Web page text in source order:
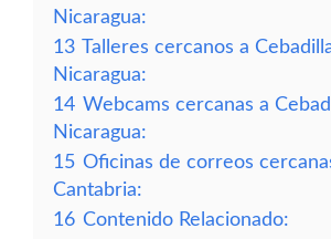
Nicaragua:
13 Talleres cercanos a
Nicaragua:
14 Webcams cercanas a
Nicaragua:
15 Oficinas de correos
Cantabria:
16 Contenido Relacionado: